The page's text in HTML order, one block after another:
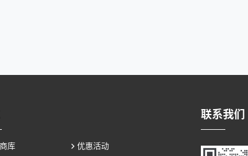
库 优惠活动
联系我们